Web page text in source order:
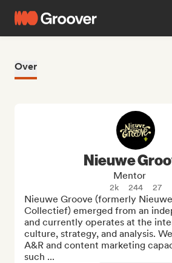
Over
Nieuwe
Mentor
2k 244 27
Nieuwe Groove (formerly
Collectief) emerged from an
and currently operates at the
culture, strategy, and analysis.
A&R and content marketing
such ...